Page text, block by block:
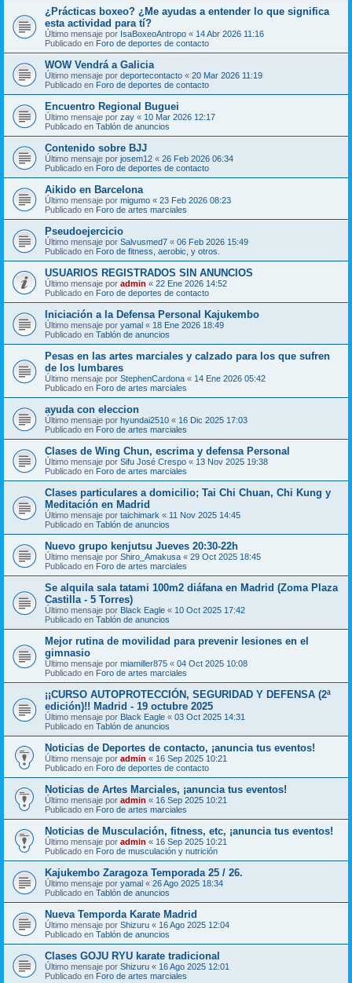
¿Prácticas boxeo? ¿Me ayudas a entender lo que significa
esta actividad para tí?
Último mensaje por IsaBoxeoAntropo « 14 Abr 2026 11:16
Publicado en Foro de deportes de contacto
WOW Vendrá a Galicia
Último mensaje por deportecontacto « 20 Mar 2026 11:19
Publicado en Foro de deportes de contacto
Encuentro Regional Buguei
Último mensaje por zay « 10 Mar 2026 12:17
Publicado en Tablón de anuncios
Contenido sobre BJJ
Último mensaje por josem12 « 26 Feb 2026 06:34
Publicado en Foro de deportes de contacto
Aikido en Barcelona
Último mensaje por migumo « 23 Feb 2026 08:23
Publicado en Foro de artes marciales
Pseudoejercicio
Último mensaje por Salvusmed7 « 06 Feb 2026 15:49
Publicado en Foro de fitness, aerobic, y otros.
USUARIOS REGISTRADOS SIN ANUNCIOS
Último mensaje por admin « 22 Ene 2026 14:52
Publicado en Foro de deportes de contacto
Iniciación a la Defensa Personal Kajukembo
Último mensaje por yamal « 18 Ene 2026 18:49
Publicado en Tablón de anuncios
Pesas en las artes marciales y calzado para los que sufren
de los lumbares
Último mensaje por StephenCardona « 14 Ene 2026 05:42
Publicado en Foro de artes marciales
ayuda con eleccion
Último mensaje por hyundai2510 « 16 Dic 2025 17:03
Publicado en Foro de artes marciales
Clases de Wing Chun, escrima y defensa Personal
Último mensaje por Sifu José Crespo « 13 Nov 2025 19:38
Publicado en Foro de artes marciales
Clases particulares a domicilio; Tai Chi Chuan, Chi Kung y
Meditación en Madrid
Último mensaje por taichimark « 11 Nov 2025 14:45
Publicado en Tablón de anuncios
Nuevo grupo kenjutsu Jueves 20:30-22h
Último mensaje por Shiro_Amakusa « 29 Oct 2025 18:45
Publicado en Foro de artes marciales
Se alquila sala tatami 100m2 diáfana en Madrid (Zoma Plaza
Castilla - 5 Torres)
Último mensaje por Black Eagle « 10 Oct 2025 17:42
Publicado en Tablón de anuncios
Mejor rutina de movilidad para prevenir lesiones en el
gimnasio
Último mensaje por miamiller875 « 04 Oct 2025 10:08
Publicado en Foro de artes marciales
¡¡CURSO AUTOPROTECCIÓN, SEGURIDAD Y DEFENSA (2ª
edición)!! Madrid - 19 octubre 2025
Último mensaje por Black Eagle « 03 Oct 2025 14:31
Publicado en Tablón de anuncios
Noticias de Deportes de contacto, ¡anuncia tus eventos!
Último mensaje por admin « 16 Sep 2025 10:21
Publicado en Foro de deportes de contacto
Noticias de Artes Marciales, ¡anuncia tus eventos!
Último mensaje por admin « 16 Sep 2025 10:21
Publicado en Foro de artes marciales
Noticias de Musculación, fitness, etc, ¡anuncia tus eventos!
Último mensaje por admin « 16 Sep 2025 10:21
Publicado en Foro de musculación y nutrición
Kajukembo Zaragoza Temporada 25 / 26.
Último mensaje por yamal « 26 Ago 2025 18:34
Publicado en Tablón de anuncios
Nueva Temporda Karate Madrid
Último mensaje por Shizuru « 16 Ago 2025 12:04
Publicado en Tablón de anuncios
Clases GOJU RYU karate tradicional
Último mensaje por Shizuru « 16 Ago 2025 12:01
Publicado en Foro de artes marciales